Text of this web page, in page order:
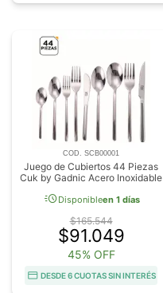
COD. SCB00001
Juego de Cubiertos 44 Piezas
Cuk by Gadnic Acero Inoxidable
acuteDisponibleen 1 días
$165.544
$91.049
45% OFF
DESDE 6 CUOTAS SIN INTERÉS